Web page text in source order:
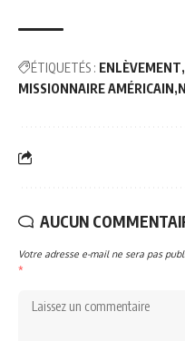
ÉTIQUETÉS : ENLÈVEMENT
MISSIONNAIRE AMÉRICAIN
AUCUN
Votre adresse e-mail ne sera pas
*